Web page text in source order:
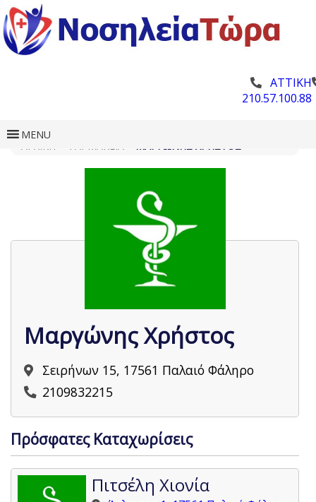
ΑΤΤΙΚΗ
210.57.100.88
MENU
Μαργώνης Χρήστος
Σειρήνων 15, 17561 Παλαιό Φάληρο
2109832215
Πρόσφατες Καταχωρίσεις
Πιτσέλη Χιονία